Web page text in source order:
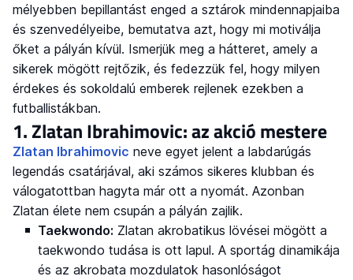
mélyebben bepillantást enged a sztárok mindennapjaiba
és szenvedélyeibe, bemutatva azt, hogy mi motiválja
őket a pályán kívül. Ismerjük meg a hátteret, amely a
sikerek mögött rejtőzik, és fedezzük fel, hogy milyen
érdekes és sokoldalú emberek rejlenek ezekben a
futballistákban.
1. Zlatan Ibrahimovic: az akció mestere
Zlatan Ibrahimovic neve egyet jelent a labdarúgás
legendás csatárjával, aki számos sikeres klubban és
válogatottban hagyta már ott a nyomát. Azonban
Zlatan élete nem csupán a pályán zajlik.
Taekwondo: Zlatan akrobatikus lövései mögött a
taekwondo tudása is ott lapul. A sportág dinamikája
és az akrobata mozdulatok hasonlóságot